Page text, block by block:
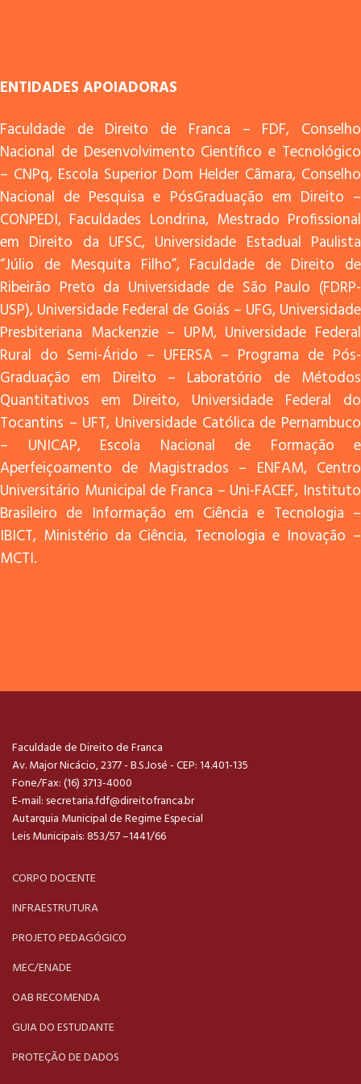
ENTIDADES APOIADORAS
Faculdade de Direito de Franca – FDF, Conselho
Nacional de Desenvolvimento Científico e Tecnológico
– CNPq, Escola Superior Dom Helder Câmara, Conselho
Nacional de Pesquisa e PósGraduação em Direito –
CONPEDI, Faculdades Londrina, Mestrado Profissional
em Direito da UFSC, Universidade Estadual Paulista
“Júlio de Mesquita Filho”, Faculdade de Direito de
Ribeirão Preto da Universidade de São Paulo (FDRP-
USP), Universidade Federal de Goiás – UFG, Universidade
Presbiteriana Mackenzie – UPM, Universidade Federal
Rural do Semi-Árido – UFERSA – Programa de Pós-
Graduação em Direito – Laboratório de Métodos
Quantitativos em Direito, Universidade Federal do
Tocantins – UFT, Universidade Católica de Pernambuco
– UNICAP, Escola Nacional de Formação e
Aperfeiçoamento de Magistrados – ENFAM, Centro
Universitário Municipal de Franca – Uni-FACEF, Instituto
Brasileiro de Informação em Ciência e Tecnologia –
IBICT, Ministério da Ciência, Tecnologia e Inovação –
MCTI.
Faculdade de Direito de Franca
Av. Major Nicácio, 2377 - B.S.José - CEP: 14.401-135
Fone/Fax: (16) 3713-4000
E-mail: secretaria.fdf@direitofranca.br
Autarquia Municipal de Regime Especial
Leis Municipais: 853/57 –1441/66
CORPO DOCENTE
INFRAESTRUTURA
PROJETO PEDAGÓGICO
MEC/ENADE
OAB RECOMENDA
GUIA DO ESTUDANTE
PROTEÇÃO DE DADOS